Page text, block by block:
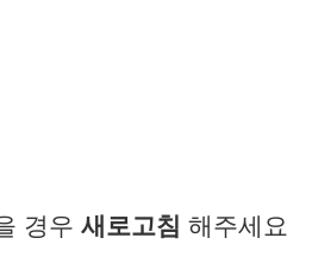
경우 새로고침 해주세요